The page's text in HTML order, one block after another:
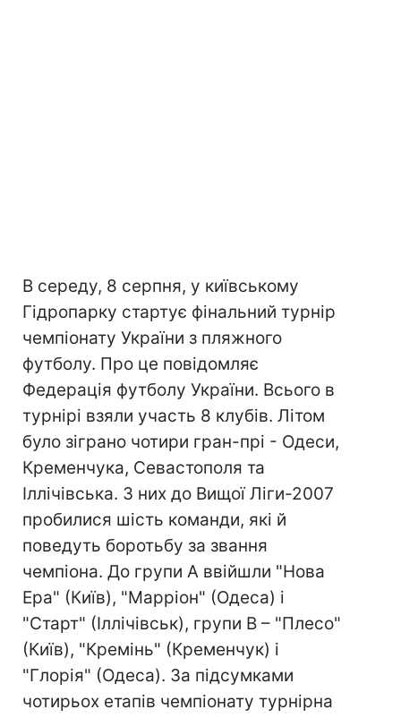
В середу, 8 серпня, у київському
Гідропарку стартує фінальний турнір
чемпіонату України з пляжного
футболу. Про це повідомляє
Федерація футболу України. Всього в
турнірі взяли участь 8 клубів. Літом
було зіграно чотири гран-прі - Одеси,
Кременчука, Севастополя та
Іллічівська. З них до Вищої Ліги-2007
пробилися шість команди, які й
поведуть боротьбу за звання
чемпіона. До групи А ввійшли "Нова
Ера" (Київ), "Марріон" (Одеса) і
"Старт" (Іллічівськ), групи В – "Плесо"
(Київ), "Кремінь" (Кременчук) і
"Глорія" (Одеса). За підсумками
чотирьох етапів чемпіонату турнірна